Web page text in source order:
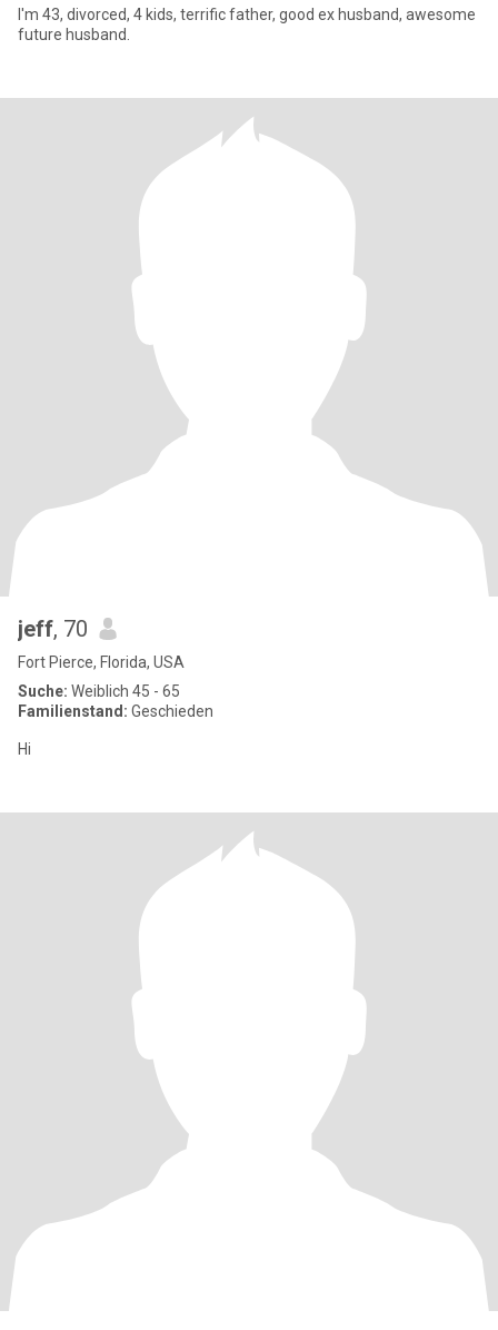
I'm 43, divorced, 4 kids, terrific father, good ex husband, awesome
future husband.
jeff, 70
Fort Pierce, Florida, USA
Suche: Weiblich 45 - 65
Familienstand: Geschieden
Hi